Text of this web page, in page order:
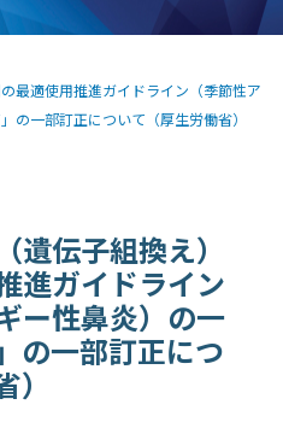
最適使用推進ガイドライン（季節性ア
の一部訂正について（厚生労働省）
遺伝子組換え）
進ガイドライン
ー性鼻炎）の一
の一部訂正につ